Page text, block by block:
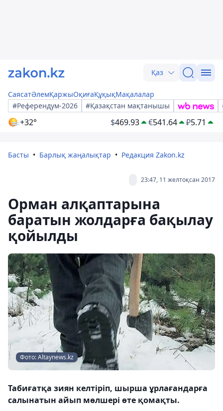
Қаз
СаясатӘлемҚаржыОқиғаҚұқықМақалалар
#Референдум-2026
#Қазақстан мақтанышы
+32° $469.93 €541.64 ₽5.71
Басты Барлық жаңалықтар Редакция Zakon.kz
23:47, 11 желтоқсан 2017
Орман алқаптарына
баратын жолдарға бақылау
қойылды
Фото: Аltaynews.kz
Табиғатқа зиян келтіріп, шырша ұрлағандарға
салынатын айып мөлшері өте қомақты.